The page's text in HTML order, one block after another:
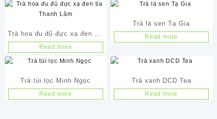
Trà hoa đu đủ đực xạ đen tía
Thanh Lâm
Read more
Trà lá sen Tạ Gia
Read more
Trà túi lọc Minh Ngọc
Read more
Trà xanh DCD Tea
Read more